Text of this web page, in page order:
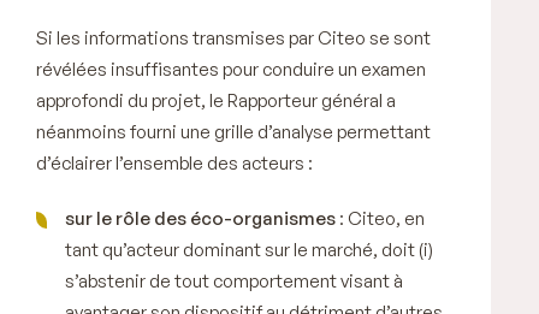
Si les informations transmises par Citeo se sont
révélées insuffisantes pour conduire un examen
approfondi du projet, le Rapporteur général a
néanmoins fourni une grille d’analyse permettant
d’éclairer l’ensemble des acteurs :
sur le rôle des éco-organismes : Citeo, en
tant qu’acteur dominant sur le marché, doit (i)
s’abstenir de tout comportement visant à